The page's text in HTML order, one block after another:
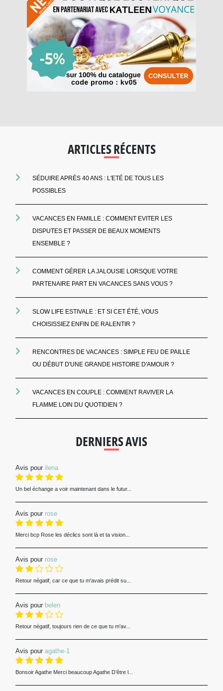
ARTICLES RÉCENTS
SÉDUIRE APRÈS 40 ANS : L'ETÉ DE TOUS LES
POSSIBLES
VACANCES EN FAMILLE : COMMENT EVITER LES
DISPUTES ET PASSER DE BEAUX MOMENTS
ENSEMBLE ?
COMMENT GÉRER LA JALOUSIE LORSQUE VOTRE
PARTENAIRE PART EN VACANCES SANS VOUS ?
SLOW LIFE ESTIVALE : ET SI CET ÉTÉ, VOUS
CHOISISSIEZ ENFIN DE RALENTIR ?
RENCONTRES DE VACANCES : SIMPLE FEU DE PAILLE
OU DÉBUT D'UNE GRANDE HISTOIRE D'AMOUR ?
VACANCES EN COUPLE : COMMENT RAVIVER LA
FLAMME LOIN DU QUOTIDIEN ?
DERNIERS AVIS
Avis pour ilena
Un bel échange a voir maintenant dans le futur...
Avis pour rose
Merci bcp Rose les déclics sont là et ta vision...
Avis pour rose
Retour négatif, car ce que tu m'avais prédit su...
Avis pour belen
Retour négatif, toujours rien de ce que tu m'av...
Avis pour agathe-1
Bonsoir Agathe Merci beaucoup Agathe D’être l...